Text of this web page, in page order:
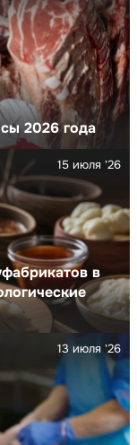
2026 года
в
15 июля '26
13 июля '26